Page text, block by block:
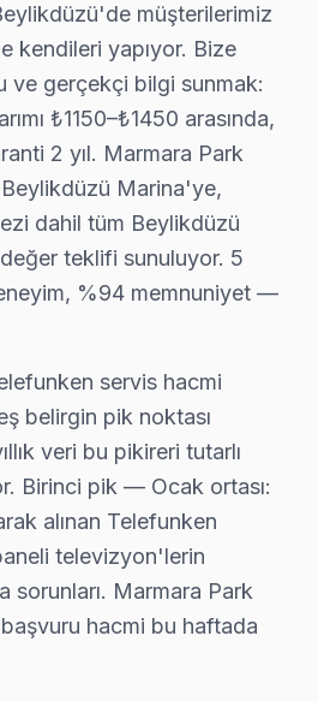
fiyat, arıza teşhisinden
Servis Güvencesi
Belgesi – Yazılı ve İmzalı
akıllı TV tamiri yaptıranlar
ne sağlıyoruz?
orijinal parçalar için 2 yıl
belgesi (kağıt/dijital)
süreci nasıl işler?
Beylikdüzü servisimizde
servisi sonrası güvende
Servis – 30 Dakikada
sistemi'niz bozulduğunda
müşterilerimiz
kendileri yapıyor. Bize
ve gerçekçi bilgi sunmak:
₺1150–₺1450 arasında,
2 yıl. Marmara Park
Marina'ye,
dahil tüm Beylikdüzü
teklifi sunuluyor. 5
%94 memnuniyet —
servis hacmi
belirgin pik noktası
veri bu pikireri tutarlı
Birinci pik — Ocak ortası:
alınan Telefunken
televizyon'lerin
sorunları. Marmara Park
hacmi bu haftada